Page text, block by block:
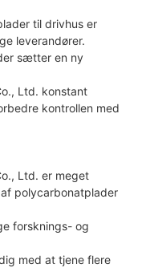
til drivhus er
leverandører.
sætter en ny
Ltd. konstant
kontrollen med
Ltd. er meget
polycarbonatplader
forsknings- og
med at tjene flere